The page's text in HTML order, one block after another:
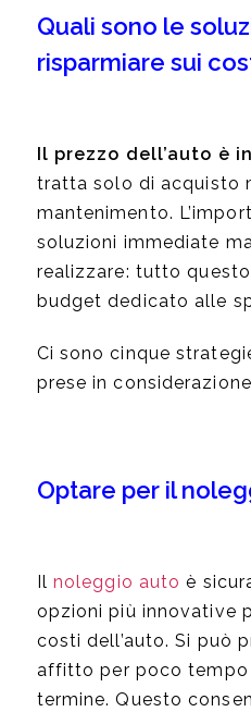
Quali sono le
risparmiare sui
Il prezzo dell’auto è
tratta solo di acquisto
mantenimento.
soluzioni immediate
realizzare: tutto
budget dedicato alle
Ci sono cinque
prese in
Optare per il
Il noleggio auto è
opzioni più innovative
costi dell’auto. Si può
affitto per poco tempo
termine. Questo